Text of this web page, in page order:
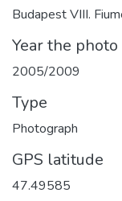
Budapest VIII.
Year the
2005/2009
Type
Photograph
GPS latitude
47.49585